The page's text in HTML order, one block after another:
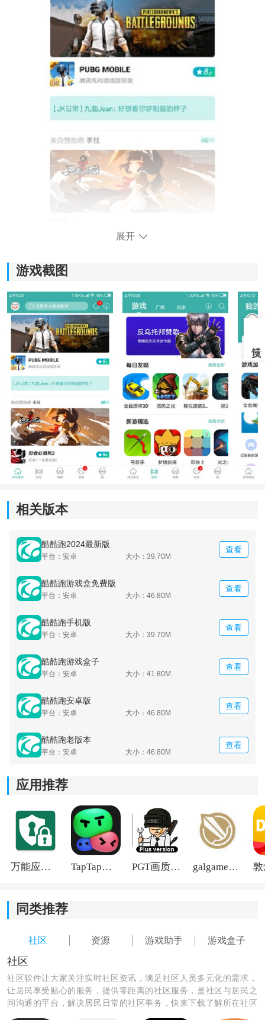
《酷酷跑》软件亮点：
1.酷为喜欢游戏的玩家安排各种级别的竞技游戏和互动活
动，以及为有写作天赋和愿意参加活动的人提供获得奖
金的机会；
2.致力于创建一个免费且流行的游戏交流
，用户可以
在其中自由发布自己的想法，与志趣相投的玩家交朋
友，以及相互推荐更多有趣的游戏；
3.酷酷跑将用户体验作为最高优先级，酷炫运行的应用程
序聚集了大量经验丰富的游戏玩家和游戏专业人士。
1.专注于为游戏玩家提供高质量，有趣和感性的手机游戏
产品；
2.该平台将用户体验作为最高优先级，而酷炫的运行应用
3.为了为游戏玩家提供游戏内容和交流平台，酷酷跑是中
国领先的服务提供商，专注于游戏外围内容和交互式产
展开
游戏截图
相关版本
酷酷跑2024最新版
平台：安卓 大小：39.70M
查看
酷酷跑游戏盒免费版
平台：安卓 大小：46.80M
查看
酷酷跑手机版
平台：安卓 大小：39.70M
查看
酷酷跑游戏盒子
平台：安卓 大小：41.80M
查看
酷酷跑安卓版
平台：安卓 大小：46.80M
查看
酷酷跑老版本
平台：安卓 大小：46.80M
查看
应用推荐
万能应用隐藏 TapTap国际版2026 PGT画质助手旧版 galgame游戏盒子2026
同类推荐
社区 资源 游戏助手 游戏盒子
社区
社区软件让大家关注实时社区资讯，满足社区人员多元化的需求，
让居民享受贴心的服务，提供零距离的社区服务，是社区与居民之
间沟通的平台，解决居民日常的社区事务，快来下载了解所在社区